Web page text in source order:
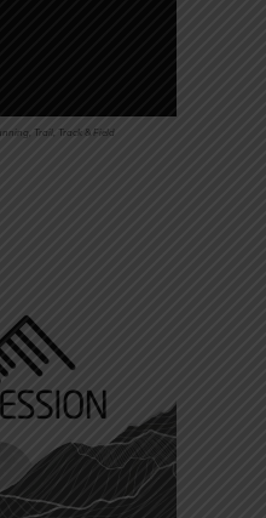
Trail, Track & Field